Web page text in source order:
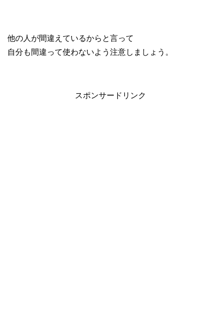
他の人が間違えているからと言って
自分も間違って使わないよう注意しましょう。
スポンサードリンク